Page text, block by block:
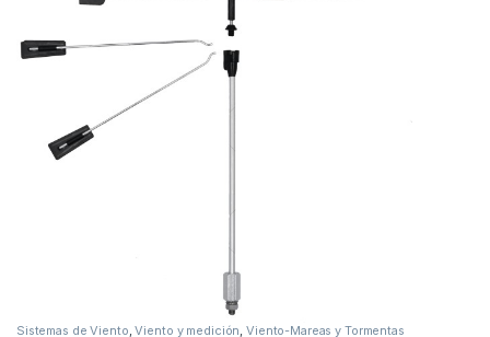
Sistemas de Viento,Viento y medición,Viento-Mareas y Tormentas